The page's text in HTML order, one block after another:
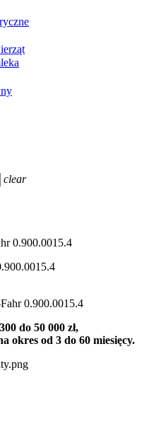
clear
0.900.0015.4
do 50 000 zł,
okres od 3 do 60 miesięcy.